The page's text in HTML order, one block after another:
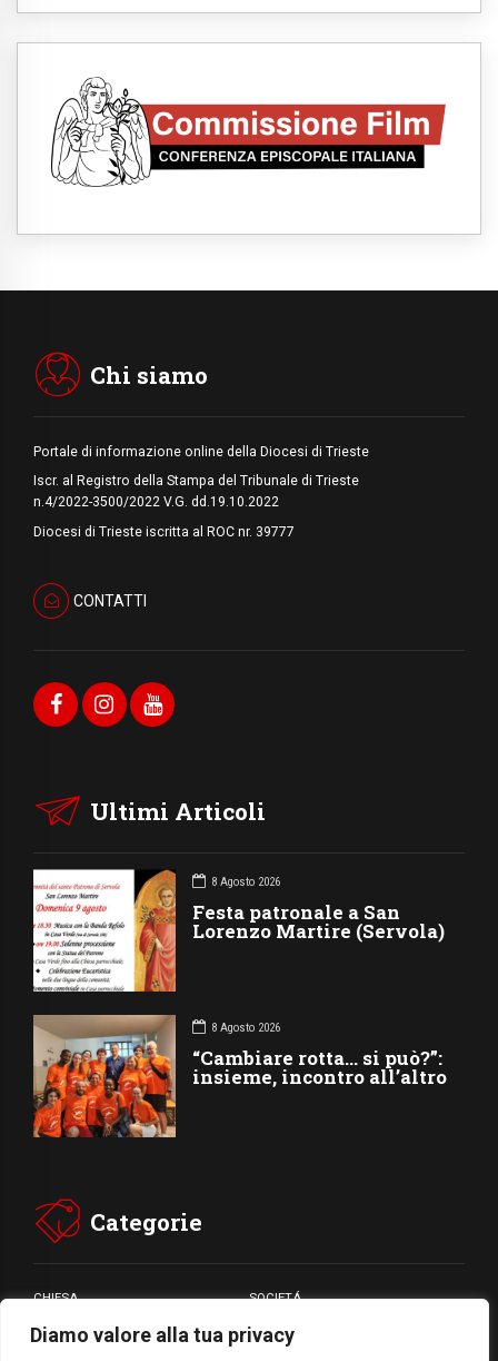
Diamo valore alla tua privacy
SIGNIS 2026, dare voce alle religiose
Honduras, gli sfollati invisibili di una crisi
dimenticata
07.08.2026
Italia, Antigone: carceri al limite della
Parolin conclude il viaggio in Messico: "La
Chi siamo
Portale di informazione online della Diocesi di Trieste
Iscr. al Registro della Stampa del Tribunale di Trieste
n.4/2022-3500/2022 V.G. dd.19.10.2022
Diocesi di Trieste iscritta al ROC nr. 39777
CONTATTI
Ultimi Articoli
8 Agosto 2026
Festa patronale a San
Lorenzo Martire (Servola)
8 Agosto 2026
“Cambiare rotta… si può?”:
insieme, incontro all’altro
Categorie
CHIESA SOCIETÁ
CARITÁ GIUBILEO